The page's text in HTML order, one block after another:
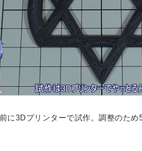
に3Dプリンターで試作。調整のため